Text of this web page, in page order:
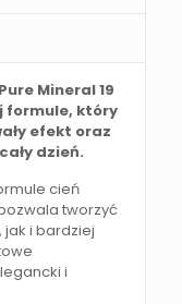
Mineral 19
formule, który
efekt oraz
dzień.
cień
tworzyć
jak i bardziej
i